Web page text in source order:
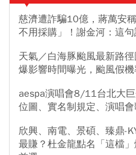
慈濟遭詐騙10億，蔣萬安
不用採購」！謝金河：這
天氣／白海豚颱風最新路
爆影響時間曝光，颱風假
aespa演唱會8/11台北大
位圖、實名制規定、演唱
欣興、南電、景碩、臻鼎-
最賺？杜金龍點名「這檔